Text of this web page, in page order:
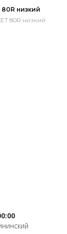
низкий
80R низкий